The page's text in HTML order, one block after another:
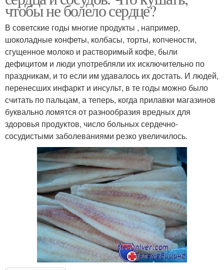
чтобы не болело сердце?
В советские годы многие продукты , например,
шоколадные конфеты, колбасы, торты, копчености,
сгущенное молоко и растворимый кофе, были
дефицитом и люди употребляли их исключительно по
праздникам, и то если им удавалось их достать. И людей,
перенесших инфаркт и инсульт, в те годы можно было
считать по пальцам, а теперь, когда прилавки магазинов
буквально ломятся от разнообразия вредных для
здоровья продуктов, число больных сердечно-
сосудистыми заболеваниями резко увеличилось.